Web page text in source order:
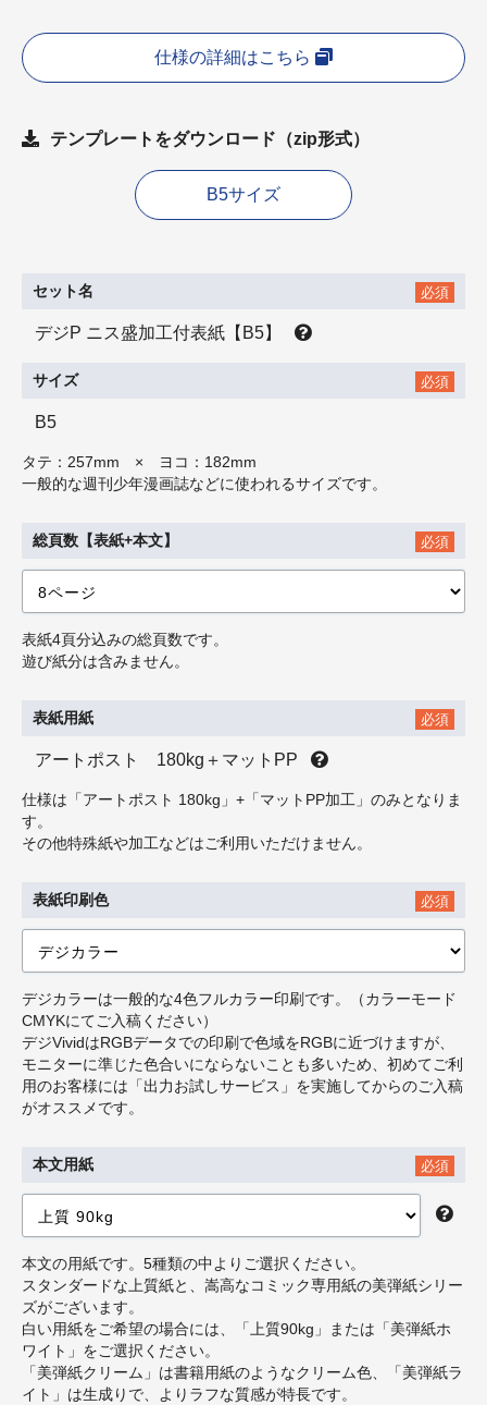
仕様の詳細はこちら
テンプレートをダウンロード（zip形式）
B5サイズ
セット名 必須
デジP ニス盛加工付表紙【B5】
サイズ 必須
B5
タテ：257mm × ヨコ：182mm
一般的な週刊少年漫画誌などに使われるサイズです。
総頁数【表紙+本文】 必須
表紙4頁分込みの総頁数です。
遊び紙分は含みません。
表紙用紙 必須
アートポスト 180kg＋マットPP
仕様は「アートポスト 180kg」+「マットPP加工」のみとなりま
す。
その他特殊紙や加工などはご利用いただけません。
表紙印刷色 必須
デジカラーは一般的な4色フルカラー印刷です。（カラーモード
CMYKにてご入稿ください）
デジVividはRGBデータでの印刷で色域をRGBに近づけますが、
モニターに準じた色合いにならないことも多いため、初めてご利
用のお客様には「出力お試しサービス」を実施してからのご入稿
がオススメです。
本文用紙 必須
本文の用紙です。5種類の中よりご選択ください。
スタンダードな上質紙と、嵩高なコミック専用紙の美弾紙シリー
ズがございます。
白い用紙をご希望の場合には、「上質90kg」または「美弾紙ホ
ワイト」をご選択ください。
「美弾紙クリーム」は書籍用紙のようなクリーム色、「美弾紙ラ
イト」は生成りで、よりラフな質感が特長です。